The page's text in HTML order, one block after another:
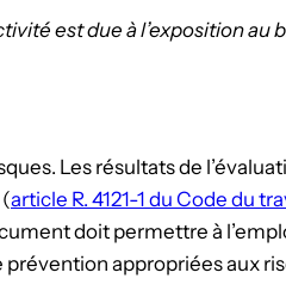
est due à l’exposition au
Les résultats de
article R. 4121-1 du Code du
doit permettre à
appropriées aux